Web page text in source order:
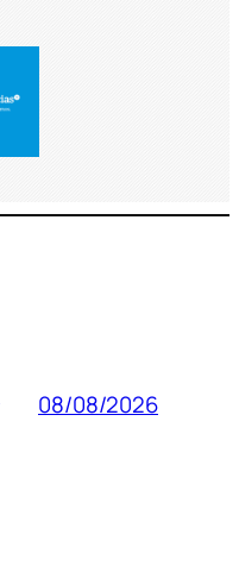
08/08/2026